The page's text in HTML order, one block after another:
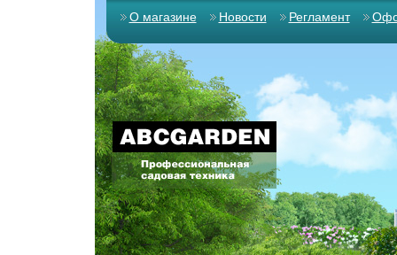
О магазине Новости Регламент